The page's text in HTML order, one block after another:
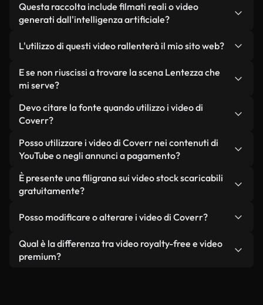
Questa raccolta include filmati reali o video
generati dall'intelligenza artificiale?
da filmati reali, girati da persone, relativi a
Lentezza, e da video generati dall'intelligenza
artificiale. Ogni video è chiaramente etichettato,
L'utilizzo di questi video rallenterà il mio sito web?
Non se scegli le nostre versioni ottimizzate.
Offriamo formati leggeri e pronti per il web,
mantengono alta la qualità, riducono al minimo i
tempi di caricamento e migliorano parametri
come LCP.
E se non riuscissi a trovare la scena Lentezza che
mi serve?
Puoi crearne uno all'istante utilizzando Coverr AI
Studio. Ti basta descrivere la scena, ad esempio
pochi secondi un video personalizzato in
conformità con i nostri standard di licenza.
Devo citare la fonte quando utilizzo i video di
Coverr?
Non è richiesto alcun riconoscimento dell'autore.
Tutti i video presenti nella nostra libreria sono
senza citare il creatore, sebbene sia sempre
gradito.
Posso utilizzare i video di Coverr nei contenuti di
YouTube o negli annunci a pagamento?
Sì. Tutti i filmati di Coverr possono essere utilizzati
in video monetizzati su YouTube, promozioni sui
condizione che non si rivendano o ridistribuiscano
È presente una filigrana sui video stock scaricabili
gratuitamente?
reali o generati dall'intelligenza artificiale, include
filigrane. Avrai a disposizione filmati puliti e pronti
all'uso.
Posso modificare o alterare i video di Coverr?
Sì. Siete liberi di tagliare, ritagliare o remixare i
nostri video. Assicuratevi solo che il prodotto
Qual è la differenza tra video royalty-free e video
premium?